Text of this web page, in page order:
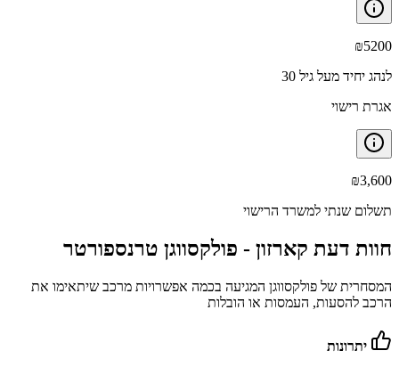
₪5200
לנהג יחיד מעל גיל 30
אגרת רישוי
₪3,600
תשלום שנתי למשרד הרישוי
חוות דעת קארזון - פולקסווגן טרנספורטר
המסחרית של פולקסווגן המגיעה בכמה אפשרויות מרכב שיתאימו את
הרכב להסעות, העמסות או הובלות
יתרונות